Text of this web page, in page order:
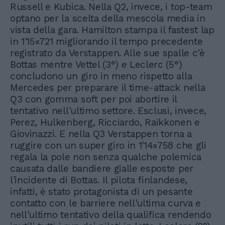
Russell e Kubica. Nella Q2, invece, i top-team
optano per la scelta della mescola media in
vista della gara. Hamilton stampa il fastest lap
in 1'15«721 migliorando il tempo precedente
registrato da Verstappen. Alle sue spalle c'è
Bottas mentre Vettel (3°) e Leclerc (5°)
concludono un giro in meno rispetto alla
Mercedes per preparare il time-attack nella
Q3 con gomma soft per poi abortire il
tentativo nell'ultimo settore. Esclusi, invece,
Perez, Hulkenberg, Ricciardo, Raikkonen e
Giovinazzi. E nella Q3 Verstappen torna a
ruggire con un super giro in 1'14»758 che gli
regala la pole non senza qualche polemica
causata dalle bandiere gialle esposte per
l'incidente di Bottas. Il pilota finlandese,
infatti, è stato protagonista di un pesante
contatto con le barriere nell'ultima curva e
nell'ultimo tentativo della qualifica rendendo